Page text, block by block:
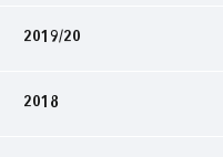
2019/20
2018